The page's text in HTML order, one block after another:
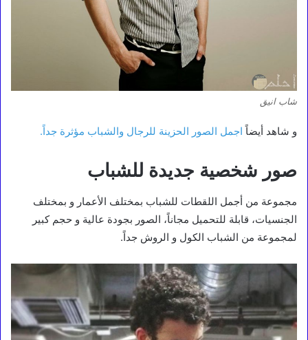
شاب انيق
و شاهد أيضاً اجمل الصور الحزينة للرجال والشباب مؤثرة جداً.
صور شخصية جديدة للشباب
مجموعة من أجمل اللقطات للشباب بمختلف الأعمار و بمختلف
الجنسيات، قابلة للتحميل مجاناً، الصور بجودة عالية و حجم كبير
لمجموعة من الشباب الكول و الروش جداً.